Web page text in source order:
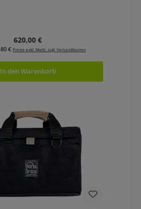
Regulärer Preis:
620,00 €
€ Preise exkl. MwSt. zzgl. Versandkosten
In den Warenkorb